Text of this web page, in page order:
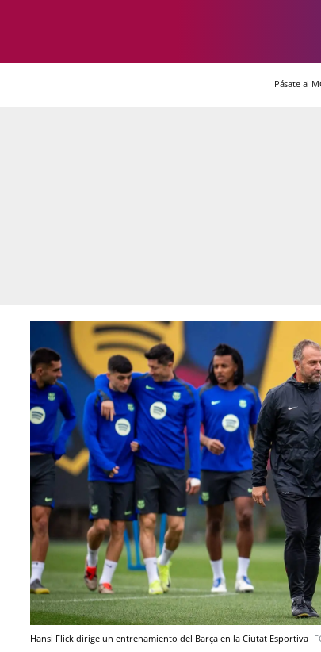
Pásate al
Hansi Flick dirige un entrenamiento del Barça en la Ciutat Esportiva